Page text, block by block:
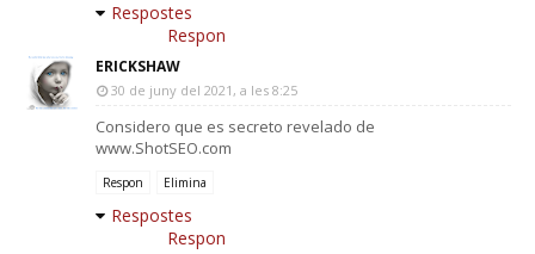
Respostes
Respon
ERICKSHAW
30 de juny del 2021, a les 8:25
Considero que es secreto revelado de
www.ShotSEO.com
Respon Elimina
Respostes
Respon